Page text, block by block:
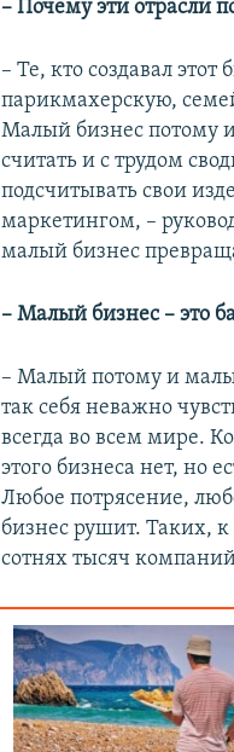
– Почему эти отрасли
– Те, кто создавал
парикмахерскую,
Малый бизнес потому
считать и с трудом
подсчитывать свои
маркетингом, –
малый бизнес
– Малый бизнес – это
– Малый потому и
так себя неважно
всегда во всем мире.
этого бизнеса нет, но
Любое потрясение,
бизнес рушит. Таких,
сотнях тысяч